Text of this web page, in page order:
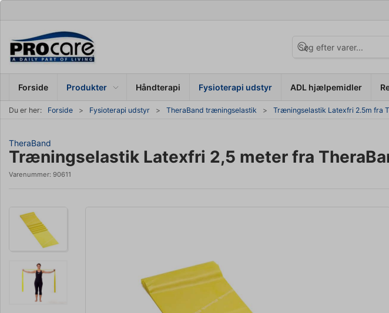
Forside Produkter Håndterapi Fysioterapi udstyr ADL hjælpemidler
Du er her: Forside Fysioterapi udstyr TheraBand træningselastik Træningselastik Latexfri 2.5m fra
TheraBand
Træningselastik Latexfri 2,5 meter fra
Varenummer: 90611